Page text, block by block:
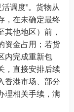
调度”。货物从
，在未确定最终
他地区）前，
资金占用；若货
内完成重新包
，直接安排后续
香港市场、部分
理相关手续，满